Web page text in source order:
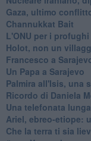
Gaza, ultimo
Channukkat Bait
L'ONU per i
Holot, non un
Francesco a
Un Papa a Sarajevo
Palmira all'Isis, una
Ricordo di Daniela
​Una telefonata
​Ariel, ebreo-etiope:
Che la terra ti sia